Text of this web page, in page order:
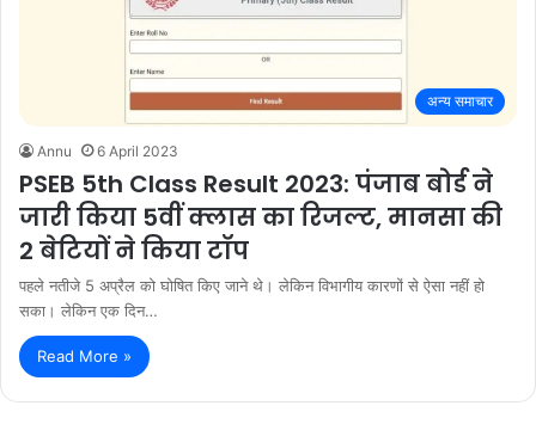
अन्य समाचार
Annu 6 April 2023
PSEB 5th Class Result 2023: पंजाब बोर्ड ने
जारी किया 5वीं क्लास का रिजल्ट, मानसा की
2 बेटियों ने किया टॉप
पहले नतीजे 5 अप्रैल को घोषित किए जाने थे। लेकिन विभागीय कारणों से ऐसा नहीं हो
सका। लेकिन एक दिन…
Read More »